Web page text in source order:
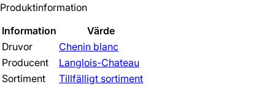
Produktinformation
Information
Värde
Druvor
Chenin blanc
Producent
Langlois-Chateau
Sortiment
Tillfälligt sortiment